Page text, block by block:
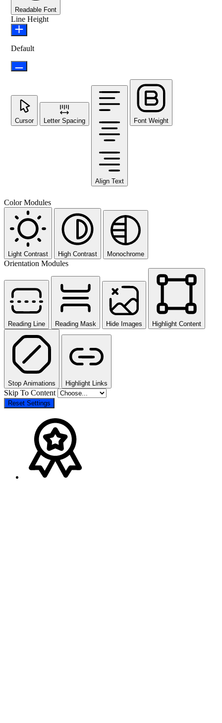
Readable Font
Line Height
Default
Cursor Letter Spacing
Align Text
Font Weight
Color Modules
Light Contrast High Contrast Monochrome
Orientation Modules
Reading Line Reading Mask Hide Images Highlight Content
Stop Animations Highlight Links
Skip To Content
Reset Settings